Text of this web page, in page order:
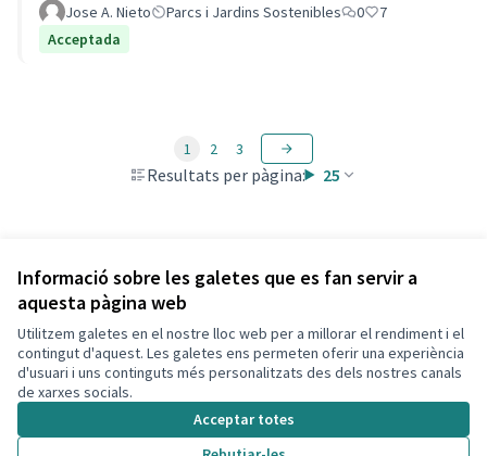
Informació sobre les galetes que es fan servir a
aquesta pàgina web
Utilitzem galetes en el nostre lloc web per a millorar el rendiment i el
contingut d'aquest. Les galetes ens permeten oferir una experiència
d'usuari i uns continguts més personalitzats des dels nostres canals
de xarxes socials.
Acceptar totes
Jose A. Nieto Parcs i Jardins Sostenibles 0
7
Acceptada
Resultats per pàgina: 25
1 2 3
Veure totes les propostes retirades
Termes i condicions d'ús
Configuració de les galetes
Decidim Calafell a X
(Enllaç extern)
Decidim Calafell a Facebook
Decidim Calafell a YouTube
Decidim Calafell a GitHub
(Enllaç extern)